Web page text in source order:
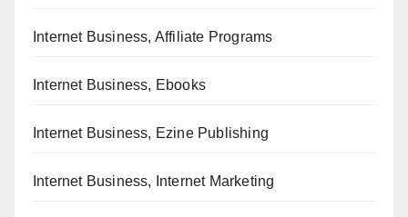
Internet Business, Affiliate Programs
Internet Business, Ebooks
Internet Business, Ezine Publishing
Internet Business, Internet Marketing